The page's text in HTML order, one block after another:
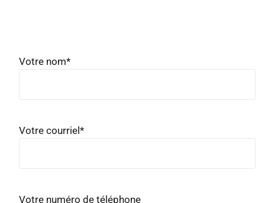
Votre nom*
Votre courriel *
Votre numéro de téléphone